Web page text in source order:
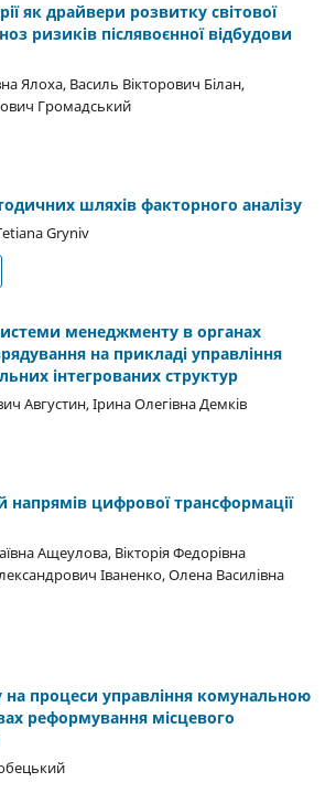
як драйвери розвитку світової
ризиків післявоєнної відбудови
Ялоха, Василь Вікторович Білан,
Громадський
шляхів факторного аналізу
Gryniv
менеджменту в органах
на прикладі управління
інтегрованих структур
Августин, Ірина Олегівна Демків
напрямів цифрової трансформації
Ащеулова, Вікторія Федорівна
Іваненко, Олена Василівна
процеси управління комунальною
реформування місцевого